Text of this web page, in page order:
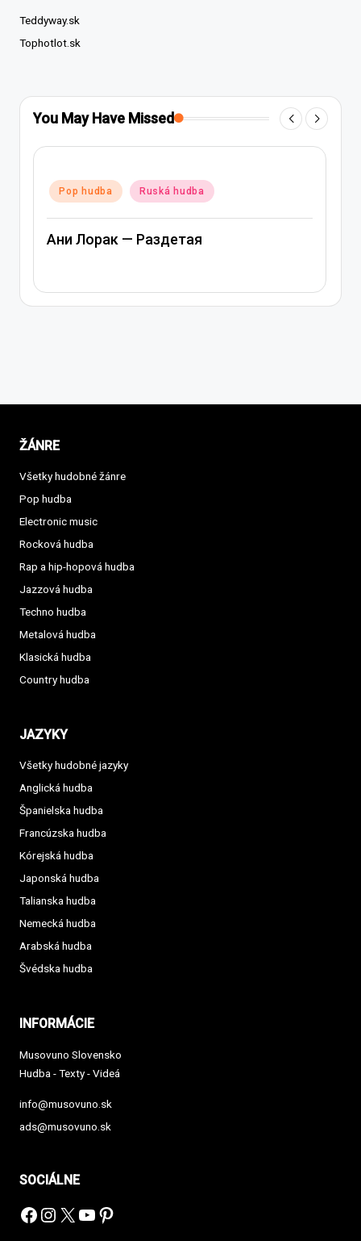
Teddyway.sk
Tophotlot.sk
You May Have Missed
Posted
in
Pop hudba
Ани Лорак — Лабиринт
ŽÁNRE
Všetky hudobné žánre
Pop hudba
Electronic music
Rocková hudba
Rap a hip-hopová hudba
Jazzová hudba
Techno hudba
Metalová hudba
Klasická hudba
Country hudba
JAZYKY
Všetky hudobné jazyky
Anglická hudba
Španielska hudba
Francúzska hudba
Kórejská hudba
Japonská hudba
Talianska hudba
Nemecká hudba
Arabská hudba
Švédska hudba
INFORMÁCIE
Musovuno Slovensko
Hudba - Texty - Videá
info@musovuno.sk
ads@musovuno.sk
SOCIÁLNE
Facebook
Instagram
X YouTube
Pinterest